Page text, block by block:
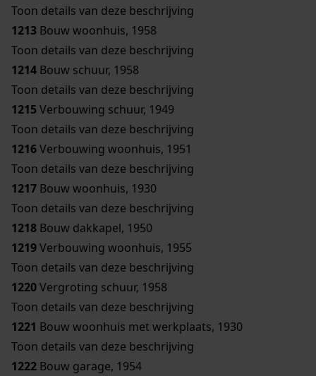
Toon details van deze beschrijving
1213 Bouw woonhuis, 1958
Toon details van deze beschrijving
1214 Bouw schuur, 1958
Toon details van deze beschrijving
1215Verbouwing schuur, 1949
Toon details van deze beschrijving
1216Verbouwing woonhuis, 1951
Toon details van deze beschrijving
1217 Bouw woonhuis, 1930
Toon details van deze beschrijving
1218 Bouw dakkapel, 1950
1219Verbouwing woonhuis, 1955
Toon details van deze beschrijving
1220Vergroting schuur, 1958
Toon details van deze beschrijving
1221 Bouw woonhuis met werkplaats, 1930
Toon details van deze beschrijving
1222 Bouw garage, 1954